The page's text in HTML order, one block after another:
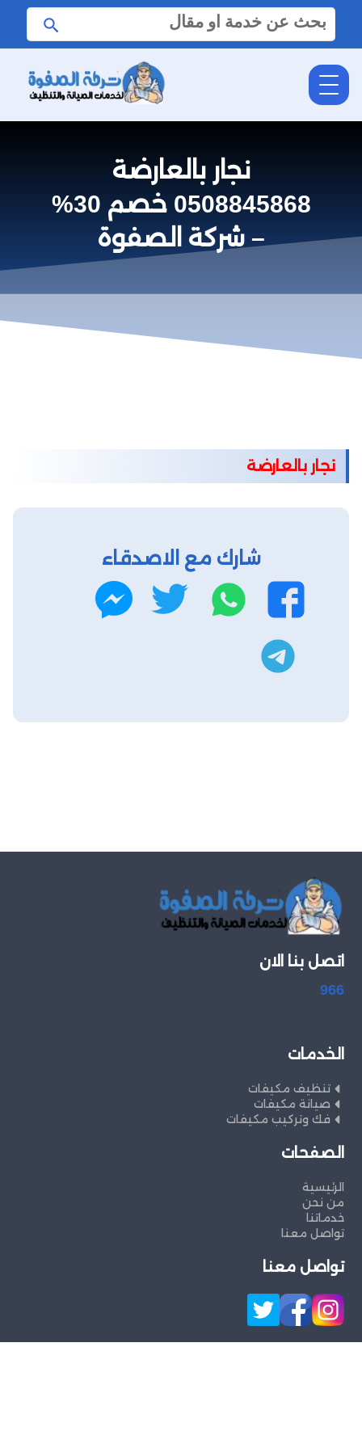
البحث
عن:
نجار بالعارضة
0508845868 خصم 30%
– شركة الصفوة
نجار بالعارضة
شارك مع الاصدقاء
فيسبوك واتساب تويتر
اتصل بنا الان
966
الخدمات
تنظيف مكيفات
صيانة مكيفات
فك وتركيب مكيفات
الصفحات
الرئيسية
من نحن
خدماتنا
تواصل معنا
تواصل معنا